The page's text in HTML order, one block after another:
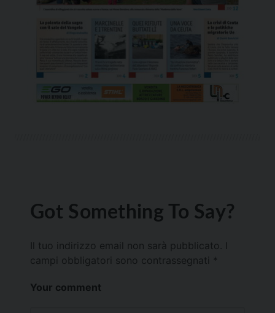
Got Something To Say?
Il tuo indirizzo email non sarà pubblicato.
campi obbligatori sono contrassegnati *
Your comment